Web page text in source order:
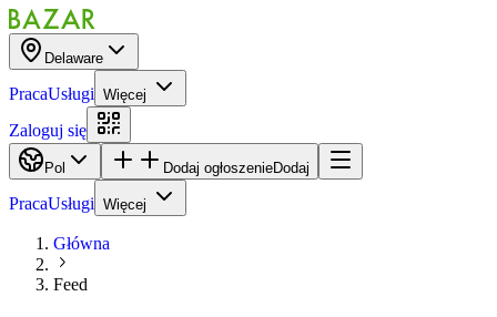
Delaware
PracaUsługi Więcej
Zaloguj się
Pol Dodaj ogłoszenieDodaj
PracaUsługi Więcej
Główna
Feed